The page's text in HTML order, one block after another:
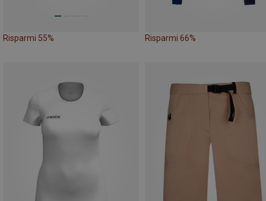
Risparmi 55% Risparmi 66%